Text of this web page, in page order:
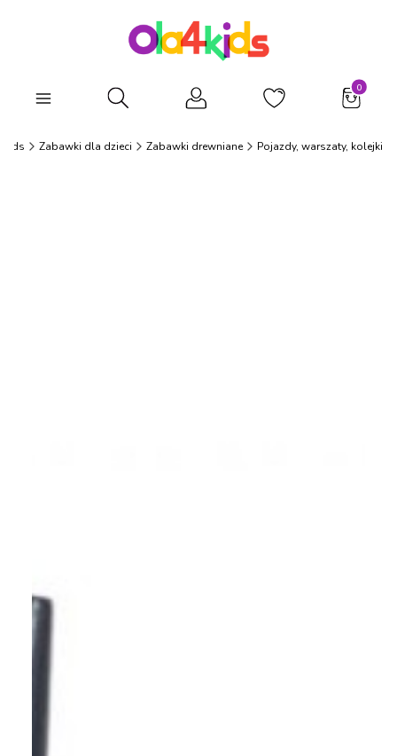
Otwórz wyszukiwarkę
Zabawki dla dzieci Zabawki drewniane Pojazdy, warszaty, kolejki